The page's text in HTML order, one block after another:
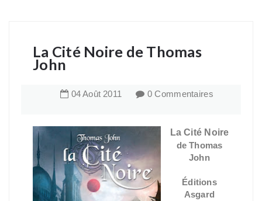
La Cité Noire de Thomas
John
04Août 2011 0 Commentaires
La Cité Noire
de Thomas
John
Éditions
Asgard